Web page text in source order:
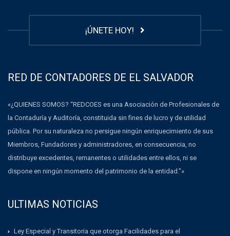
¡ÚNETE HOY!
RED DE CONTADORES DE EL SALVADOR
«¿QUIENES SOMOS? “REDCOES es una Asociación de Profesionales de
la Contaduría y Auditoría, constituida sin fines de lucro y de utilidad
pública. Por su naturaleza no persigue ningún enriquecimiento de sus
Miembros, Fundadores y administradores, en consecuencia, no
distribuye excedentes, remanentes o utilidades entre ellos, ni se
dispone en ningún momento del patrimonio de la entidad.”»
ULTIMAS NOTICIAS
Ley Especial y Transitoria que otorga Facilidades para el